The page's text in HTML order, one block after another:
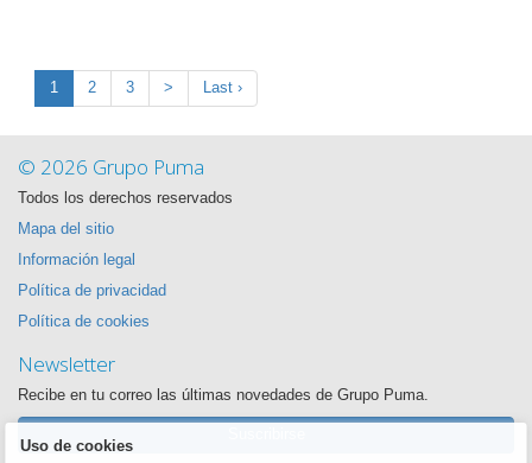
1 2 3 > Last ›
© 2026 Grupo Puma
Todos los derechos reservados
Mapa del sitio
Información legal
Política de privacidad
Política de cookies
Newsletter
Recibe en tu correo las últimas novedades de Grupo Puma.
Uso de cookies